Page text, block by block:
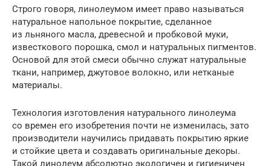
Строго говоря, линолеумом имеет право называться
натуральное напольное покрытие, сделанное
из льняного масла, древесной и пробковой муки,
известкового порошка, смол и натуральных пигментов.
Основой для этой смеси обычно служат натуральные
ткани, например, джутовое волокно, или нетканые
материалы.
Технология изготовления натурального линолеума
со времен его изобретения почти не изменилась, зато
производители научились придавать покрытию яркие
и стойкие цвета и создавать оригинальные декоры.
Такой линолеум абсолютно экологичен и гигиеничен